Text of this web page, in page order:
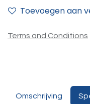
Toevoegen aan
Terms and Conditions
Omschrijving